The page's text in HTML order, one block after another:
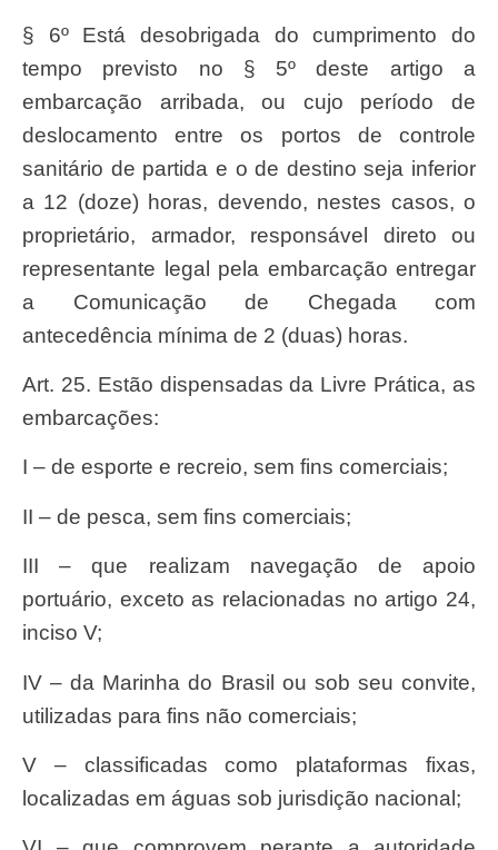
§ 6º Está desobrigada do cumprimento do
tempo previsto no § 5º deste artigo a
embarcação arribada, ou cujo período de
deslocamento entre os portos de controle
sanitário de partida e o de destino seja inferior
a 12 (doze) horas, devendo, nestes casos, o
proprietário, armador, responsável direto ou
representante legal pela embarcação entregar
a Comunicação de Chegada com
antecedência mínima de 2 (duas) horas.
Art. 25. Estão dispensadas da Livre Prática, as
embarcações:
I – de esporte e recreio, sem fins comerciais;
II – de pesca, sem fins comerciais;
III – que realizam navegação de apoio
portuário, exceto as relacionadas no artigo 24,
inciso V;
IV – da Marinha do Brasil ou sob seu convite,
utilizadas para fins não comerciais;
V – classificadas como plataformas fixas,
localizadas em águas sob jurisdição nacional;